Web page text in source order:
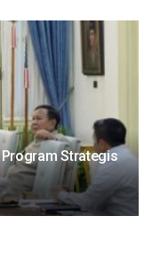
Strategis